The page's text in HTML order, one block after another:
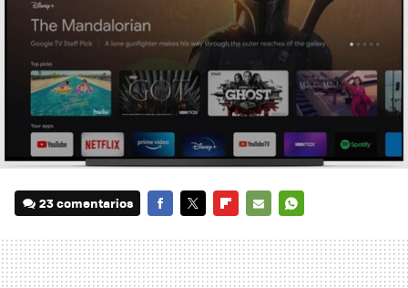
23 comentarios
MAIL